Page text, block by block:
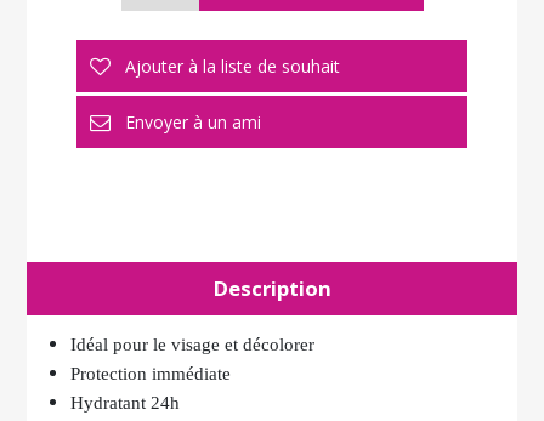
Description
Idéal pour le visage et décolorer
Protection immédiate
Hydratant 24h